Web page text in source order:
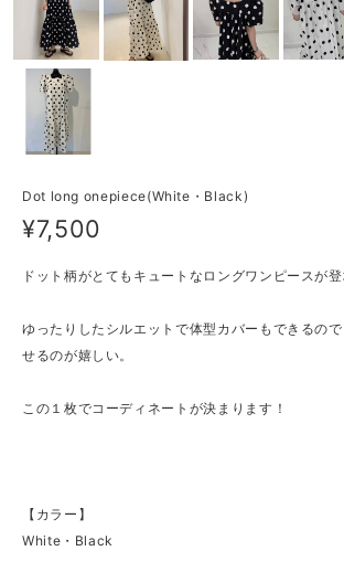
Dot long onepiece(White・Black)
¥7,500
ドット柄がとてもキュートなロングワンピースが
ゆったりしたシルエットで体型カバーもできるの
せるのが嬉しい。
この１枚でコーディネートが決まります！
【カラー】
White・Black